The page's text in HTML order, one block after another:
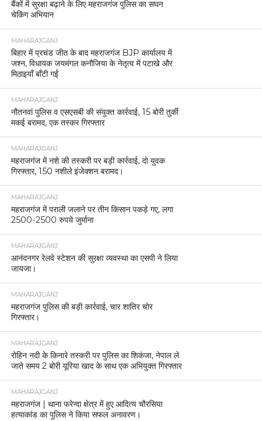
बैंकों में सुरक्षा बढ़ाने के लिए महराजगंज पुलिस का सघन
चेकिंग अभियान
MAHARAJGANJ
बिहार में प्रचंड जीत के बाद महराजगंज BJP कार्यालय में
जश्न, विधायक जयमंगल कनौजिया के नेतृत्व में पटाखे और
मिठाइयाँ बाँटी गईं
MAHARAJGANJ
नौतनवां पुलिस व एसएसबी की संयुक्त कार्रवाई, 15 बोरी तुर्की
मकई बरामद, एक तस्कर गिरफ्तार
MAHARAJGANJ
महराजगंज में नशे की तस्करी पर बड़ी कार्रवाई, दो युवक
गिरफ्तार, 150 नशीले इंजेक्शन बरामद।
MAHARAJGANJ
महराजगंज में पराली जलाने पर तीन किसान पकड़े गए, लगा
2500-2500 रुपये जुर्माना
MAHARAJGANJ
आनंदनगर रेलवे स्टेशन की सुरक्षा व्यवस्था का एसपी ने लिया
जायजा।
MAHARAJGANJ
महराजगंज पुलिस की बड़ी कार्रवाई, चार शातिर चोर
गिरफ्तार।
MAHARAJGANJ
रोहिन नदी के किनारे तस्करी पर पुलिस का शिकंजा, नेपाल ले
जाते समय 2 बोरी यूरिया खाद के साथ एक अभियुक्त गिरफ्तार
MAHARAJGANJ
महराजगंज | थाना फरेन्दा क्षेत्र में हुए आदित्य चौरसिया
हत्याकांड का पुलिस ने किया सफल अनावरण।